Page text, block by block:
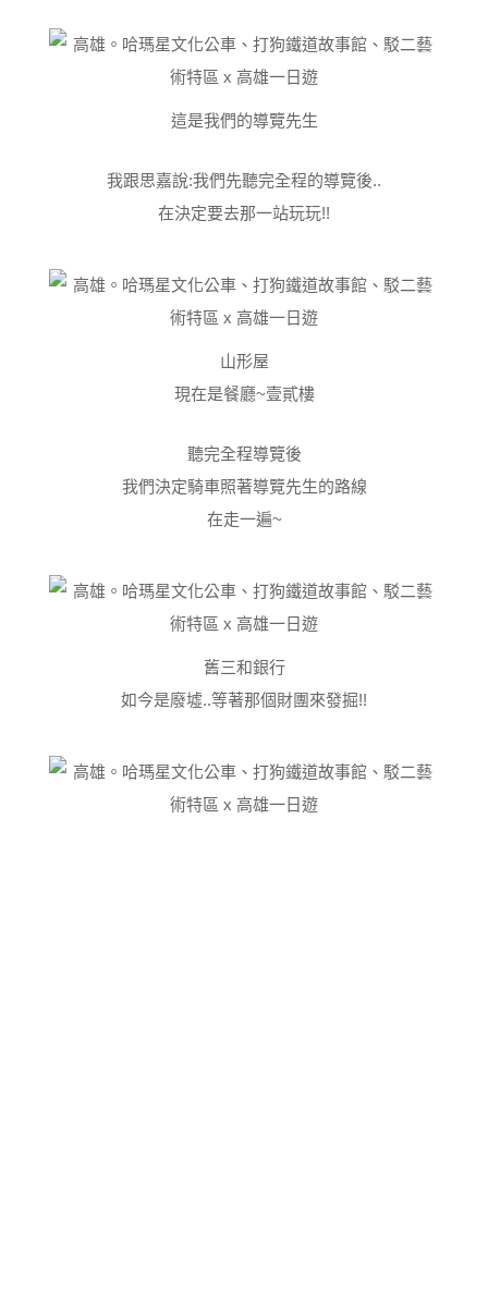
這是我們的導覽先生
我跟思嘉說:我們先聽完全程的導覽後..
在決定要去那一站玩玩!!
山形屋
現在是餐廳~壹貳樓
聽完全程導覽後
我們決定騎車照著導覽先生的路線
在走一遍~
舊三和銀行
如今是廢墟..等著那個財團來發掘!!